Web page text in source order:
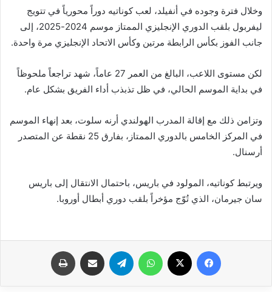
وخلال فترة وجوده في أنفيلد، لعب كوناتيه دوراً محورياً في تتويج
ليفربول بلقب الدوري الإنجليزي الممتاز موسم 2024-2025، إلى
جانب الفوز بكأس الرابطة مرتين وكأس الاتحاد الإنجليزي مرة واحدة.
لكن مستوى اللاعب، البالغ من العمر 27 عاماً، شهد تراجعاً ملحوظاً
في بداية الموسم الحالي، في ظل تذبذب أداء الفريق بشكل عام.
وتزامن ذلك مع إقالة المدرب الهولندي أرنه سلوت، بعد إنهاء الموسم
في المركز الخامس بالدوري الممتاز، بفارق 25 نقطة عن المتصدر
أرسنال.
ويرتبط كوناتيه، المولود في باريس، باحتمال الانتقال إلى باريس
سان جيرمان، الذي تُوّج مؤخراً بلقب دوري أبطال أوروبا.
فيسبوك واتساب تيلقرام مشاركة عبر البريد